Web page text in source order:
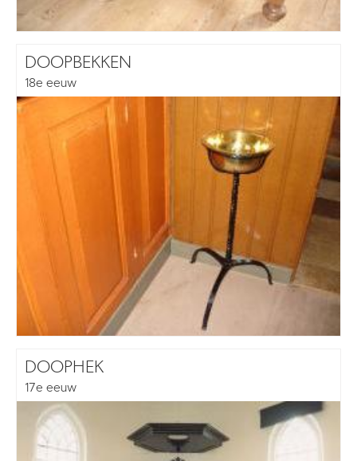
DOOPBEKKEN
18e eeuw
DOOPHEK
17e eeuw